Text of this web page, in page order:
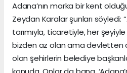
Adana’nın marka bir kent
Zeydan Karalar şunları söyledi:
tarımıyla, ticaretiyle, her
bizden az olan ama devletten
olan şehirlerin belediye